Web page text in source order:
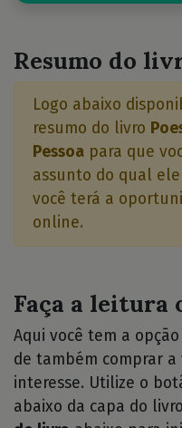
Resumo do
Logo abaixo
resumo do livro
Pessoa para que
assunto do qual
você terá a
online.
Faça a leitura
Aqui você tem a
de também comprar
interesse. Utilize o
abaixo da capa do